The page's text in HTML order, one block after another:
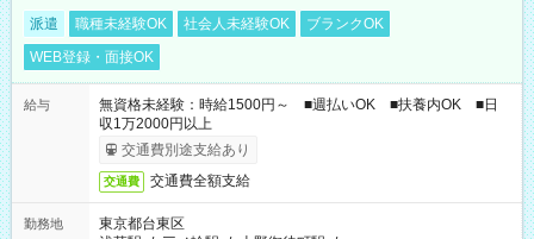
派遣 職種未経験OK 社会人未経験OK
ブランクOK
WEB登録・面接OK
給与
無資格未経験：時給1500円～ ■週払いOK ■扶養内OK ■日
収1万2000円以上
交通費別途支給あり
交通費 交通費全額支給
勤務地
東京都台東区